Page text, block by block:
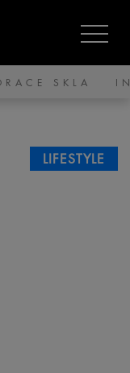
SKLA
LIFESTYLE